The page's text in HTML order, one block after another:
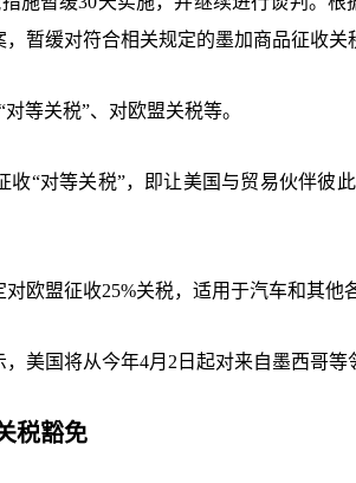
暂缓对符合相关规定的墨加商品征收关
等关税”、对欧盟关税等。
收“对等关税”，即让美国与贸易伙伴彼
欧盟征收25%关税，适用于汽车和其他
美国将从今年4月2日起对来自墨西哥等
税豁免